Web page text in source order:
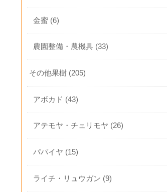
金蜜 (6)
農園整備・農機具 (33)
その他果樹 (205)
アボカド (43)
アテモヤ・チェリモヤ (26)
パパイヤ (15)
ライチ・リュウガン (9)